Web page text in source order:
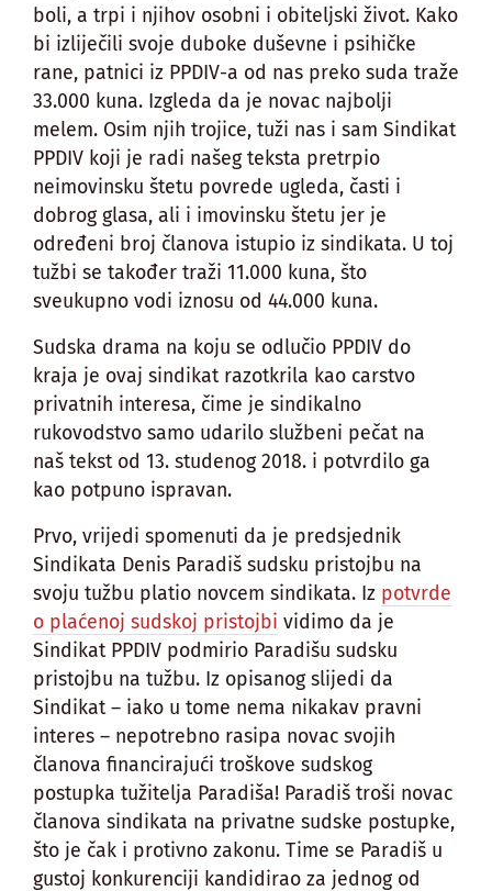
boli, a trpi i njihov osobni i obiteljski život. Kako
bi izliječili svoje duboke duševne i psihičke
rane, patnici iz PPDIV-a od nas preko suda traže
33.000 kuna. Izgleda da je novac najbolji
melem. Osim njih trojice, tuži nas i sam Sindikat
PPDIV koji je radi našeg teksta pretrpio
neimovinsku štetu povrede ugleda, časti i
dobrog glasa, ali i imovinsku štetu jer je
određeni broj članova istupio iz sindikata. U toj
tužbi se također traži 11.000 kuna, što
sveukupno vodi iznosu od 44.000 kuna.
Sudska drama na koju se odlučio PPDIV do
kraja je ovaj sindikat razotkrila kao carstvo
privatnih interesa, čime je sindikalno
rukovodstvo samo udarilo službeni pečat na
naš tekst od 13. studenog 2018. i potvrdilo ga
kao potpuno ispravan.
Prvo, vrijedi spomenuti da je predsjednik
Sindikata Denis Paradiš sudsku pristojbu na
svoju tužbu platio novcem sindikata. Iz potvrde
o plaćenoj sudskoj pristojbi vidimo da je
Sindikat PPDIV podmirio Paradišu sudsku
pristojbu na tužbu. Iz opisanog slijedi da
Sindikat – iako u tome nema nikakav pravni
interes – nepotrebno rasipa novac svojih
članova financirajući troškove sudskog
postupka tužitelja Paradiša! Paradiš troši novac
članova sindikata na privatne sudske postupke,
što je čak i protivno zakonu. Time se Paradiš u
gustoj konkurenciji kandidirao za jednog od